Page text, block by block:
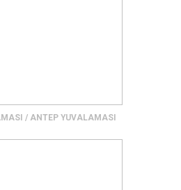
/ ANTEP YUVALAMASI